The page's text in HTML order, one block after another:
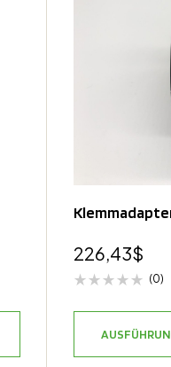
226,43$
(0)